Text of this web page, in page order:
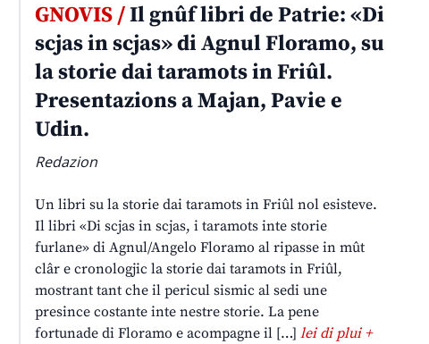
GNOVIS /Il gnûf libri de Patrie: «Di
scjas in scjas» di Agnul Floramo, su
la storie dai taramots in Friûl.
Presentazions a Majan, Pavie e
Udin.
Redazion
Un libri su la storie dai taramots in Friûl nol esisteve.
Il libri «Di scjas in scjas, i taramots inte storie
furlane» di Agnul/Angelo Floramo al ripasse in mût
clâr e cronologjic la storie dai taramots in Friûl,
mostrant tant che il pericul sismic al sedi une
presince costante inte nestre storie. La pene
fortunade di Floramo e acompagne il […]lei di plui +